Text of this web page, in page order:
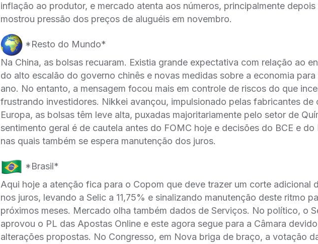
inflação ao produtor, e mercado atenta aos números, principalmente depois
mostrou pressão dos preços de aluguéis em novembro.
*Resto do Mundo*
Na China, as bolsas recuaram. Existia grande expectativa com relação ao
do alto escalão do governo chinês e novas medidas sobre a economia
ano. No entanto, a mensagem focou mais em controle de riscos do que
frustrando investidores. Nikkei avançou, impulsionado pelas fabricantes de
Europa, as bolsas têm leve alta, puxadas majoritariamente pelo setor de
sentimento geral é de cautela antes do FOMC hoje e decisões do BCE e do
nas quais também se espera manutenção dos juros.
*Brasil*
Aqui hoje a atenção fica para o Copom que deve trazer um corte adicional
nos juros, levando a Selic a 11,75% e sinalizando manutenção deste ritmo
próximos meses. Mercado olha também dados de Serviços. No político, o
aprovou o PL das Apostas Online e este agora segue para a Câmara
alterações propostas. No Congresso, em Nova briga de braço, a votação